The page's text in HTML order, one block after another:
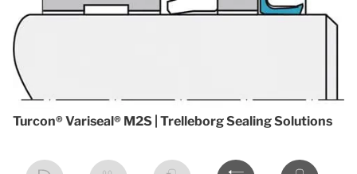
Turcon® Variseal® M2S | Trelleborg Sealing Solutions